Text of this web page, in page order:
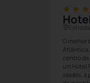
O melhor
Atlântica,
centro da
um Hotel
idades, a